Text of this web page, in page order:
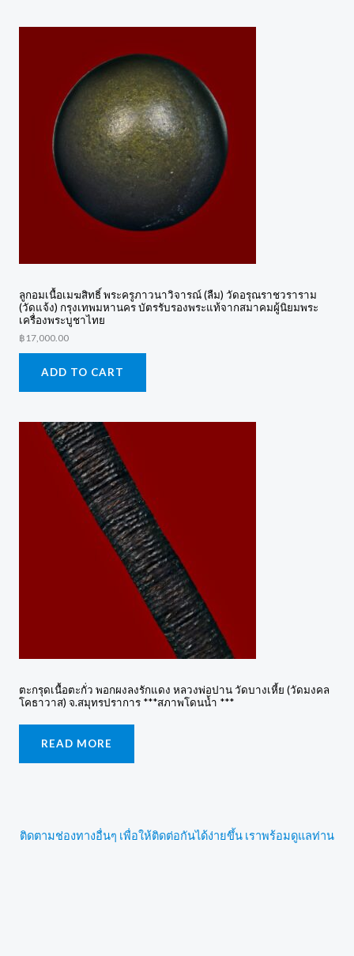
ลูกอมเนื้อเมฆสิทธิ์ พระครูภาวนาวิจารณ์ (ลืม) วัดอรุณราชวราราม
(วัดแจ้ง) กรุงเทพมหานคร บัตรรับรองพระแท้จากสมาคมผู้นิยมพระ
เครื่องพระบูชาไทย
฿ 17,000.00
ADD TO CART
ตะกรุดเนื้อตะกั่ว พอกผงลงรักแดง หลวงพ่อปาน วัดบางเหี้ย (วัดมงคล
โคธาวาส) จ.สมุทรปราการ ***สภาพโดนน้ำ ***
READ MORE
ติดตามช่องทางอื่นๆ เพื่อให้ติดต่อกันได้ง่ายขึ้น เราพร้อมดูแลท่าน